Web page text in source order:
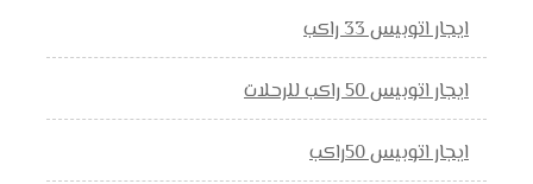
ايجار اتوبيس 33 راكب
ايجار اتوبيس 50 راكب للرحلات
ايجار اتوبيس 50راكب